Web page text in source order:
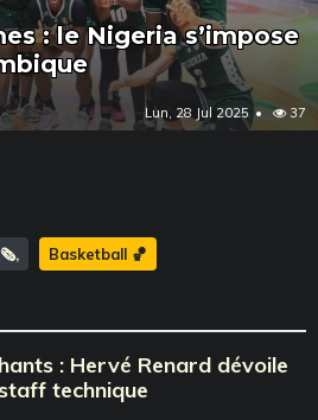
: le Nigeria s’impose
Lun, 28 Jul 2025 37
🗞️ Basketball 🏀
: Hervé Renard dévoile
technique